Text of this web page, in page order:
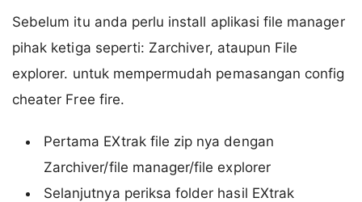
Sebelum itu anda perlu install aplikasi file manager
pihak ketiga seperti: Zarchiver, ataupun File
explorer. untuk mempermudah pemasangan config
cheater Free fire.
Pertama EXtrak file zip nya dengan
Zarchiver/file manager/file explorer
Selanjutnya periksa folder hasil EXtrak